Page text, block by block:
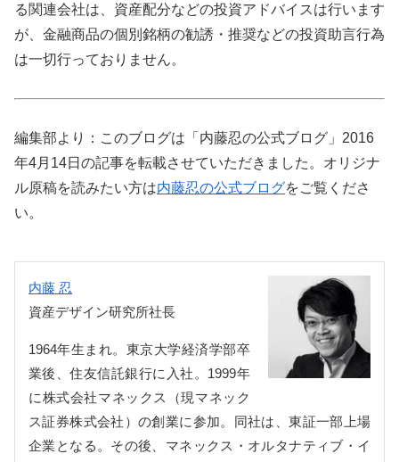
る関連会社は、資産配分などの投資アドバイスは行います
が、金融商品の個別銘柄の勧誘・推奨などの投資助言行為
は一切行っておりません。
編集部より：このブログは「内藤忍の公式ブログ」2016
年4月14日の記事を転載させていただきました。オリジナ
ル原稿を読みたい方は内藤忍の公式ブログをご覧くださ
い。
内藤 忍
資産デザイン研究所社長
1964年生まれ。東京大学経済学部卒
業後、住友信託銀行に入社。1999年
に株式会社マネックス（現マネック
ス証券株式会社）の創業に参加。同社は、東証一部上場
企業となる。その後、マネックス・オルタナティブ・イ